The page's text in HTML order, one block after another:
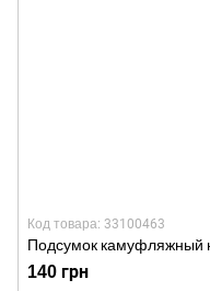
Код товара: 33100463
Подсумок камуфляжный
140 грн